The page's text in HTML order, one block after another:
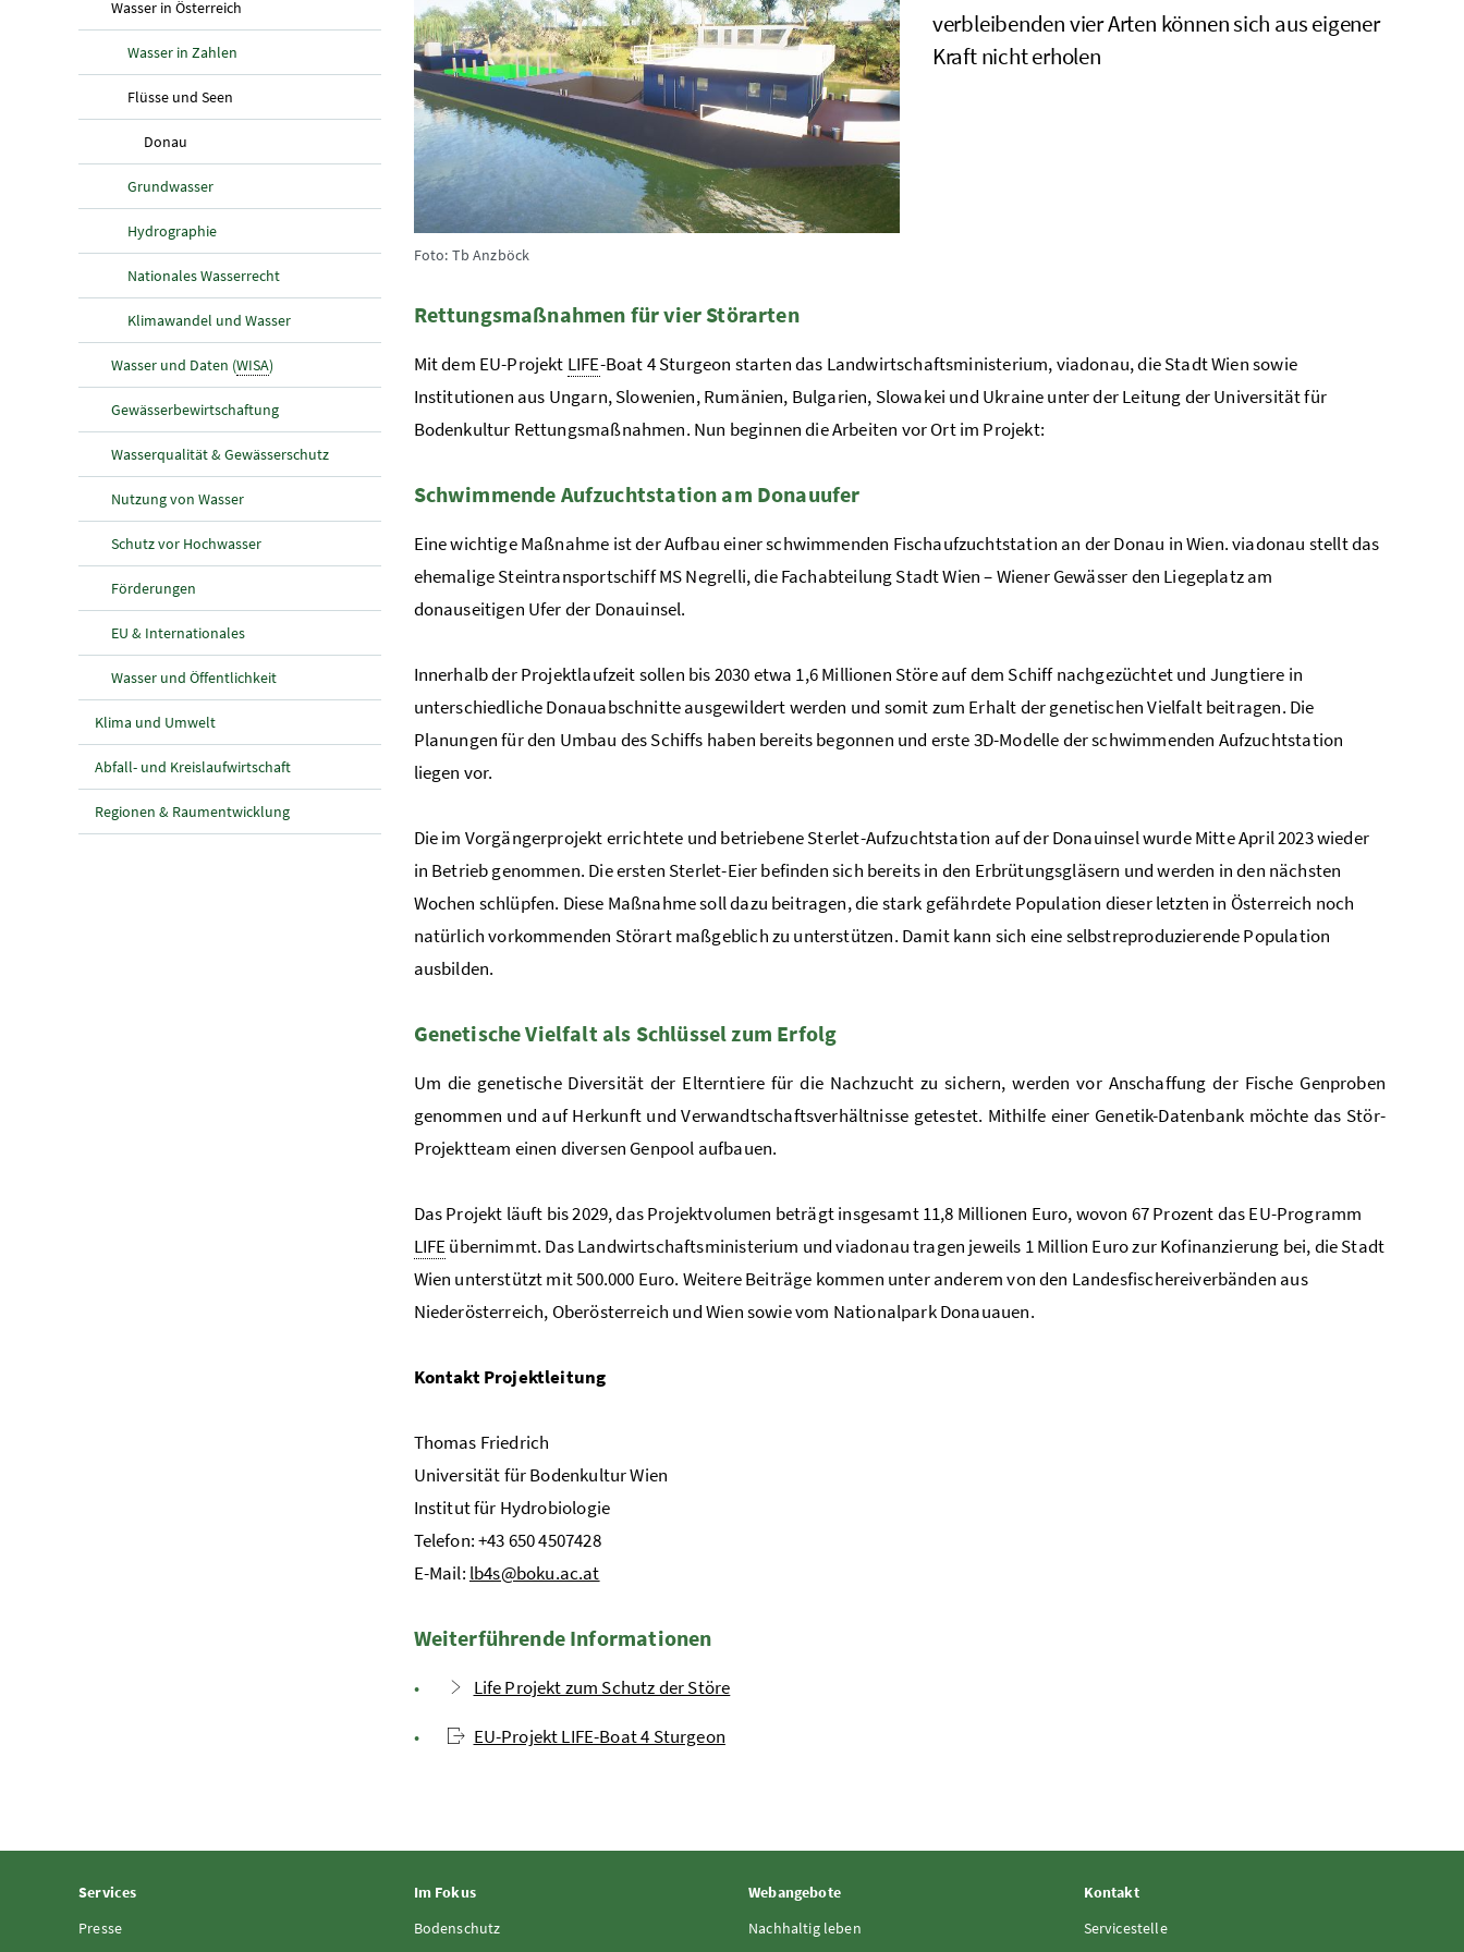
Wasser in Österreich(aktuelle Seite)
Wasser in Zahlen
Flüsse und Seen(aktuelle Seite)
Donau(aktuelle Seite)
Grundwasser
Hydrographie
Nationales Wasserrecht
Klimawandel und Wasser
Wasser und Daten (WISA)
Gewässerbewirtschaftung
Wasserqualität & Gewässerschutz
Nutzung von Wasser
Schutz vor Hochwasser
Förderungen
EU & Internationales
Wasser und Öffentlichkeit
Klima und Umwelt
Abfall- und Kreislaufwirtschaft
Regionen & Raumentwicklung
Foto: Tb Anzböck
verbleibenden vier Arten können sich aus eigener
Kraft nicht erholen
Rettungsmaßnahmen für vier Störarten
Mit dem EU-Projekt LIFE-Boat 4 Sturgeon starten das Landwirtschaftsministerium, viadonau, die Stadt Wien sowie
Institutionen aus Ungarn, Slowenien, Rumänien, Bulgarien, Slowakei und Ukraine unter der Leitung der Universität für
Bodenkultur Rettungsmaßnahmen. Nun beginnen die Arbeiten vor Ort im Projekt:
Schwimmende Aufzuchtstation am Donauufer
Eine wichtige Maßnahme ist der Aufbau einer schwimmenden Fischaufzuchtstation an der Donau in Wien. viadonau stellt das
ehemalige Steintransportschiff MS Negrelli, die Fachabteilung Stadt Wien – Wiener Gewässer den Liegeplatz am
donauseitigen Ufer der Donauinsel.
Innerhalb der Projektlaufzeit sollen bis 2030 etwa 1,6 Millionen Störe auf dem Schiff nachgezüchtet und Jungtiere in
unterschiedliche Donauabschnitte ausgewildert werden und somit zum Erhalt der genetischen Vielfalt beitragen. Die
Planungen für den Umbau des Schiffs haben bereits begonnen und erste 3D-Modelle der schwimmenden Aufzuchtstation
liegen vor.
Die im Vorgängerprojekt errichtete und betriebene Sterlet-Aufzuchtstation auf der Donauinsel wurde Mitte April 2023 wieder
in Betrieb genommen. Die ersten Sterlet-Eier befinden sich bereits in den Erbrütungsgläsern und werden in den nächsten
Wochen schlüpfen. Diese Maßnahme soll dazu beitragen, die stark gefährdete Population dieser letzten in Österreich noch
natürlich vorkommenden Störart maßgeblich zu unterstützen. Damit kann sich eine selbstreproduzierende Population
ausbilden.
Genetische Vielfalt als Schlüssel zum Erfolg
Um die genetische Diversität der Elterntiere für die Nachzucht zu sichern, werden vor Anschaffung der Fische Genproben
genommen und auf Herkunft und Verwandtschaftsverhältnisse getestet. Mithilfe einer Genetik-Datenbank möchte das Stör-
Projektteam einen diversen Genpool aufbauen.
Das Projekt läuft bis 2029, das Projektvolumen beträgt insgesamt 11,8 Millionen Euro, wovon 67 Prozent das EU-Programm
LIFEübernimmt. Das Landwirtschaftsministerium und viadonau tragen jeweils 1 Million Euro zur Kofinanzierung bei, die Stadt
Wien unterstützt mit 500.000 Euro. Weitere Beiträge kommen unter anderem von den Landesfischereiverbänden aus
Niederösterreich, Oberösterreich und Wien sowie vom Nationalpark Donauauen.
Kontakt Projektleitung
Thomas Friedrich
Universität für Bodenkultur Wien
Institut für Hydrobiologie
Telefon: +43 650 4507428
E-Mail: lb4s@boku.ac.at
Weiterführende Informationen
Life Projekt zum Schutz der Störe
EU-Projekt LIFE-Boat 4 Sturgeon
Services
Presse
Im Fokus
Bodenschutz
Webangebote
Nachhaltig leben
Kontakt
Servicestelle